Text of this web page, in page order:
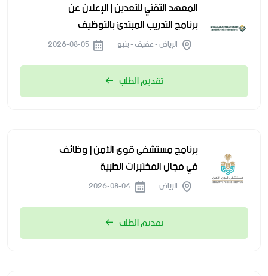
المعهد التقني للتعدين | الإعلان عن
برنامج التدريب المبتدئ بالتوظيف
الرياض - عفيف - ينبع
تقديم الطلب
برنامج مستشفى قوى الأمن | وظائف
في مجال المختبرات الطبية
الرياض
تقديم الطلب